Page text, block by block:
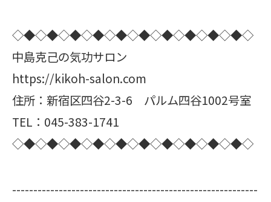
◇◆◇◆◇◆◇◆◇◆◇◆◇◆◇◆◇◆◇◆◇
中島克己の気功サロン
https://kikoh-salon.com
住所：新宿区四谷2-3-6 パルム四谷1002号室
TEL：045-383-1741
◇◆◇◆◇◆◇◆◇◆◇◆◇◆◇◆◇◆◇◆◇
----------------------------------------------------------